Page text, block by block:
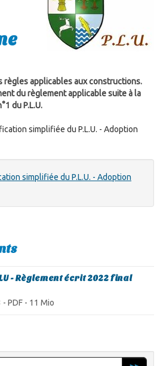
règles applicables aux constructions.
du règlement applicable suite à la
du P.L.U.
simplifiée du P.L.U. - Adoption
simplifiée du P.L.U. - Adoption
- Règlement écrit 2022 final
- PDF - 11 Mio